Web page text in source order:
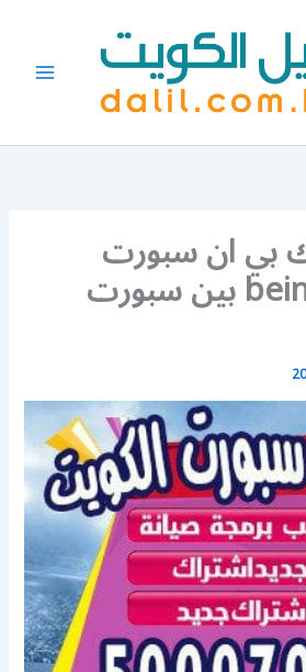
بي ان سبورت
66005153 bein بين سبورت